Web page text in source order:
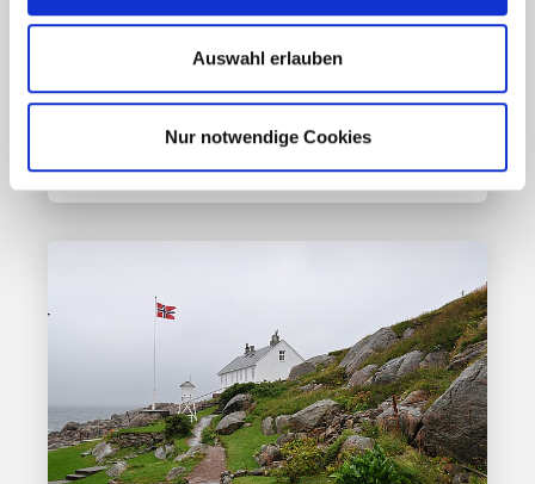
Auswahl erlauben
Nur notwendige Cookies
Osten?
Mehr erfahren
17. März 2020